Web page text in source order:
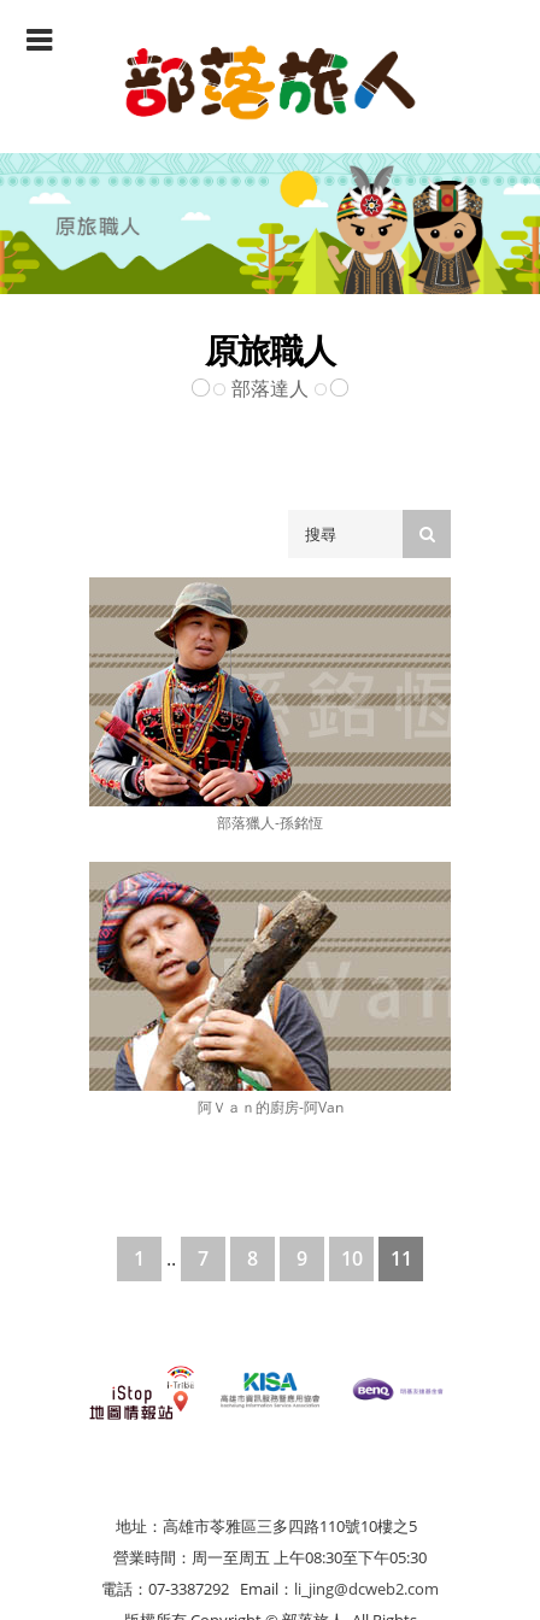
原旅職人
部落達人
部落獵人-孫銘恆
阿Ｖａｎ的廚房-阿Van
1 .. 7 8 9 10 11
地址：高雄市苓雅區三多四路110號10樓之5
營業時間：周一至周五 上午08:30至下午05:30
電話：07-3387292 Email： li_jing@dcweb2.com